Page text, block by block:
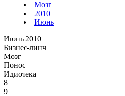
Мозг
2010
Июнь
Июнь 2010
Бизнес-линч
Мозг
Понос
Идиотека
8
9